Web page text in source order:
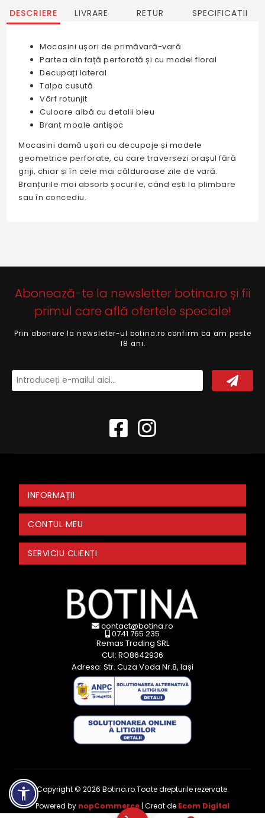
DESCRIERE LIVRARE RETUR SPECIFICATII
Mocasini ușori de primăvară-vară
Partea din față perforată și cu model floral
Decupați lateral
Talpa cusută
Vârf rotunjit
Culoare albă cu detalii bleu
Branț moale antișoc
Mocasini damă ușori cu decupaje și modele
geometrice perforate, cu care traversezi orașul fără
griji, chiar și în cele mai călduroase zile de vară.
Branțurile moi absorb șocurile, când ești la plimbare
sau în concediu.
Abonează-te la newsletter botina.ro și fii
primul care află ofertele speciale!
Prin abonare la newsleter-ul botina.ro confirm ca am peste
18 ani.
INFORMAȚII
CONTUL MEU
SERVICIU CLIENȚI
contact@botina.ro
0741 765 235
Remas Trading SRL
CUI: RO8642936
Adresa: Str. Cuza Voda Nr.8, Iași
Copyright © 2026 Botina.ro.Toate drepturile rezervate.
Powered by nopCommerce | Creat de Ecom Digital